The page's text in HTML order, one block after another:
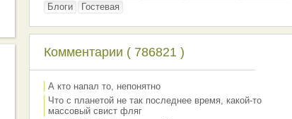
Блоги
Гостевая
Комментарии ( 786821 )
А кто напал то, непонятно
Что с планетой не так последнее время, какой-то
массовый свист фляг